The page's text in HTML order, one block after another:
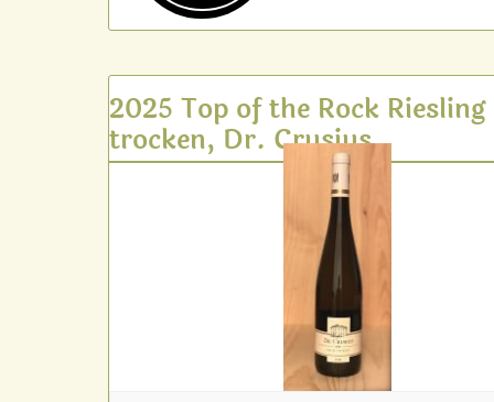
2025 Top of the Rock Riesling
trocken, Dr. Crusius